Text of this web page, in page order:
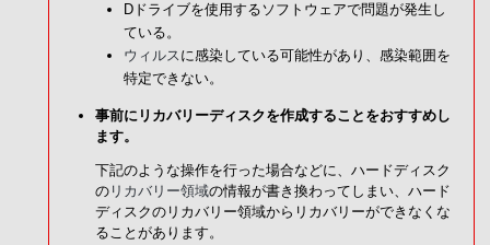
Dドライブを使用するソフトウェアで問題が発生し
ている。
ウィルスに感染している可能性があり、感染範囲を
特定できない。
事前にリカバリーディスクを作成することをおすすめし
ます。
下記のような操作を行った場合などに、ハードディスク
の リカバリー領域の情報が書き換わってしまい、ハード
ディスクのリカバリー領域からリカバリーができなくな
ることがあります。